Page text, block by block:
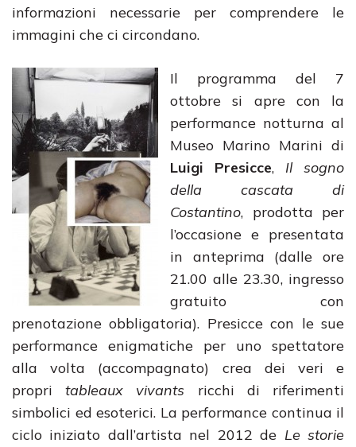
informazioni necessarie per comprendere le
immagini che ci circondano.
Il programma del 7
ottobre si apre con la
performance notturna al
Museo Marino Marini di
Luigi Presicce, Il sogno
della cascata di
Costantino, prodotta per
l’occasione e presentata
in anteprima (dalle ore
21.00 alle 23.30, ingresso
gratuito con
prenotazione obbligatoria). Presicce con le sue
performance enigmatiche per uno spettatore
alla volta (accompagnato) crea dei veri e
propritableaux vivants ricchi di riferimenti
simbolici ed esoterici. La performance continua il
ciclo iniziato dall’artista nel 2012 de Le storie